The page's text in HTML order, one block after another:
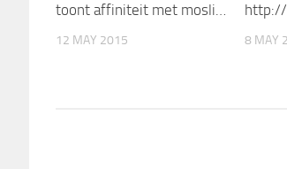
toont affiniteit met mosli…
12 MAY 2015
http://
8 MAY